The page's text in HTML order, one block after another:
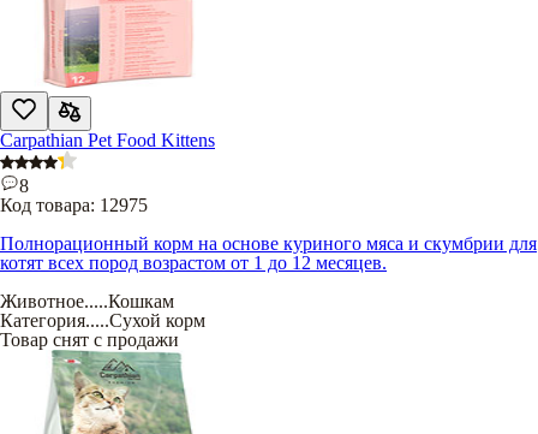
Carpathian Pet Food Kittens
8
Код товара: 12975
Полнорационный корм на основе куриного мяса и скумбрии для
котят всех пород возрастом от 1 до 12 месяцев.
Животное.....Кошкам
Категория.....Сухой корм
Товар снят с продажи